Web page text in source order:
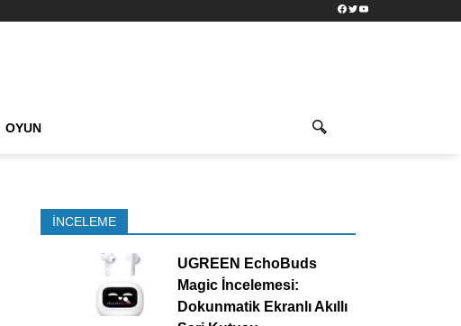
Facebook
TwitterYouTube
OYUN
İNCELEME
UGREEN EchoBuds
Magic İncelemesi:
Dokunmatik Ekranlı Akıllı